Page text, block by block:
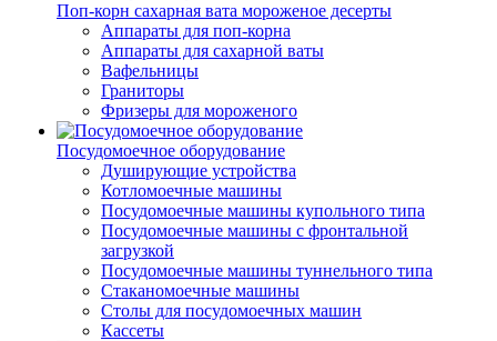
Поп-корн сахарная вата мороженое десерты
Аппараты для поп-корна
Аппараты для сахарной ваты
Вафельницы
Граниторы
Фризеры для мороженого
Посудомоечное оборудование
Душирующие устройства
Котломоечные машины
Посудомоечные машины купольного типа
Посудомоечные машины с фронтальной
загрузкой
Посудомоечные машины туннельного типа
Стаканомоечные машины
Столы для посудомоечных машин
Кассеты